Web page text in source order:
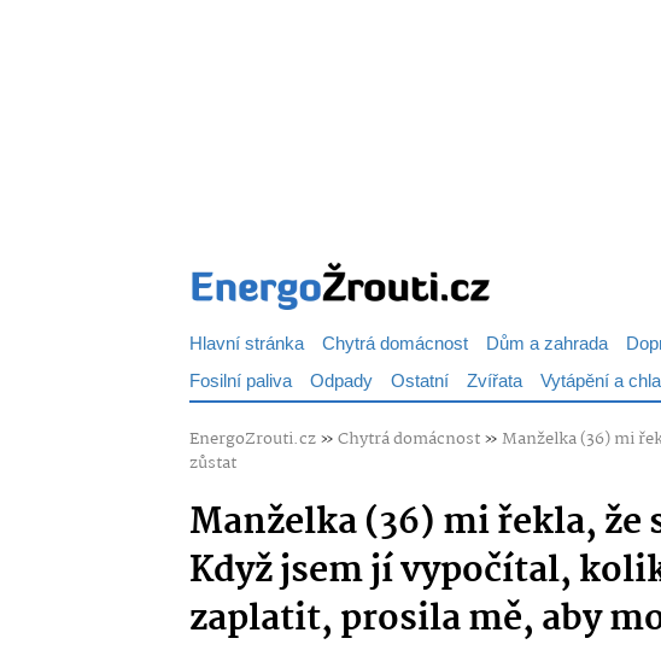
Hlavní stránka Chytrá domácnost Dům a zahrada
Fosilní paliva Odpady Ostatní Zvířata Vytápění a
EnergoZrouti.cz»Chytrá domácnost»Manželka (36) mi
zůstat
Manželka (36) mi řekla, že
Když jsem jí vypočítal,
zaplatit, prosila mě, aby